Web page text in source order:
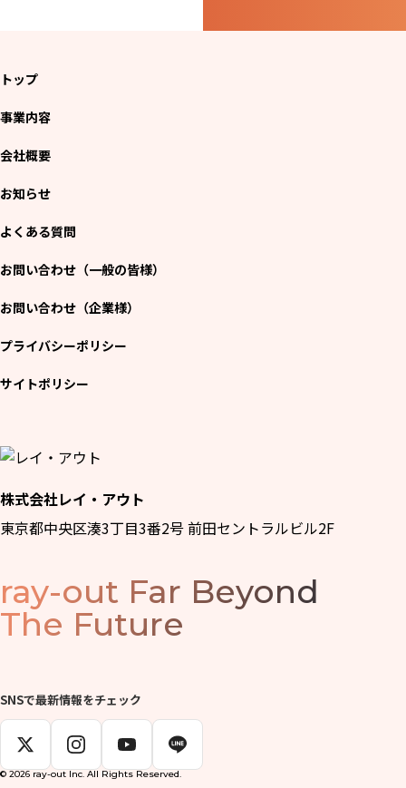
株式会社レイ・アウト
東京都中央区湊3丁目3番2号 前田セントラルビル2F
トップ
事業内容
会社概要
お知らせ
よくある質問
お問い合わせ（一般の皆様）
お問い合わせ（企業様）
プライバシーポリシー
サイトポリシー
ray-out Far Beyond
The Future
SNSで最新情報をチェック
© 2026 ray-out Inc. All Rights Reserved.